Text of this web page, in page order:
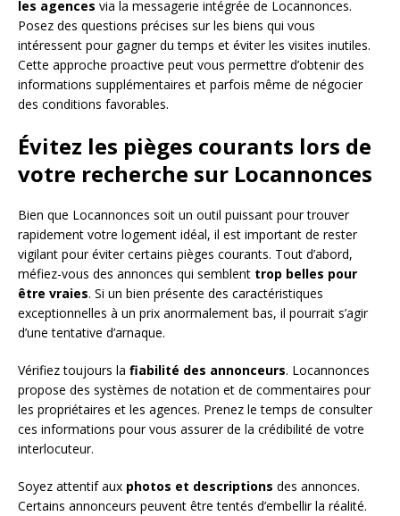
les agences via la messagerie intégrée de Locannonces.
Posez des questions précises sur les biens qui vous
intéressent pour gagner du temps et éviter les visites inutiles.
Cette approche proactive peut vous permettre d’obtenir des
informations supplémentaires et parfois même de négocier
des conditions favorables.
Évitez les pièges courants lors de
votre recherche sur Locannonces
Bien que Locannonces soit un outil puissant pour trouver
rapidement votre logement idéal, il est important de rester
vigilant pour éviter certains pièges courants. Tout d’abord,
méfiez-vous des annonces qui semblent trop belles pour
être vraies. Si un bien présente des caractéristiques
exceptionnelles à un prix anormalement bas, il pourrait s’agir
d’une tentative d’arnaque.
Vérifiez toujours la fiabilité des annonceurs. Locannonces
propose des systèmes de notation et de commentaires pour
les propriétaires et les agences. Prenez le temps de consulter
ces informations pour vous assurer de la crédibilité de votre
interlocuteur.
Soyez attentif aux photos et descriptions des annonces.
Certains annonceurs peuvent être tentés d’embellir la réalité.